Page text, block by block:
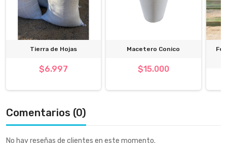
Tierra de Hojas
$6.997
Macetero Conico
$15.000
Comentarios (0)
No hay reseñas de clientes en este momento.